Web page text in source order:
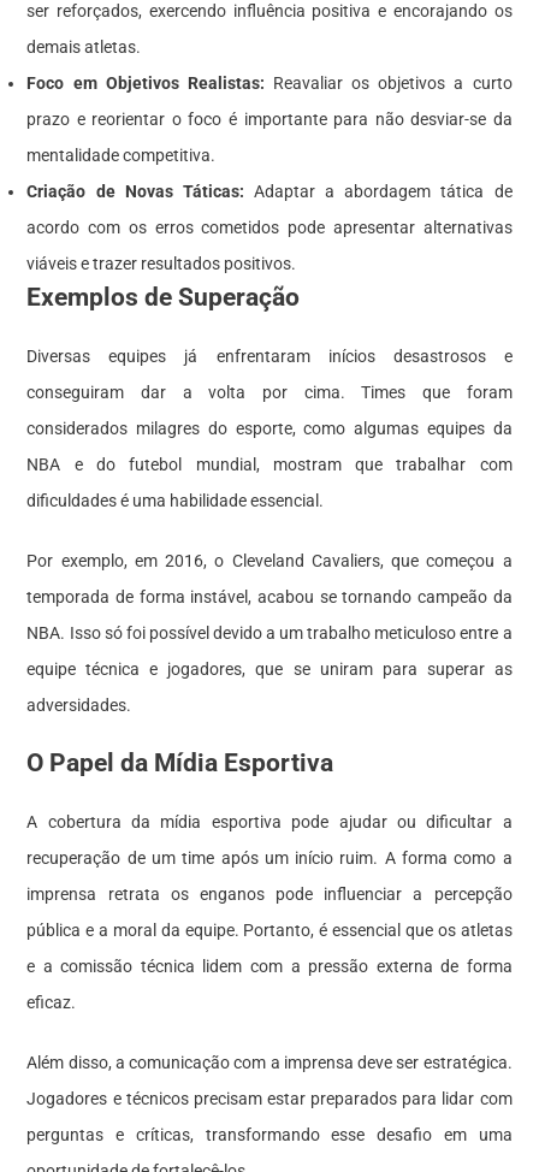
ser reforçados, exercendo influência positiva e encorajando os
demais atletas.
Foco em Objetivos Realistas: Reavaliar os objetivos a curto
prazo e reorientar o foco é importante para não desviar-se da
mentalidade competitiva.
Criação de Novas Táticas: Adaptar a abordagem tática de
acordo com os erros cometidos pode apresentar alternativas
viáveis e trazer resultados positivos.
Exemplos de Superação
Diversas equipes já enfrentaram inícios desastrosos e
conseguiram dar a volta por cima. Times que foram
considerados milagres do esporte, como algumas equipes da
NBA e do futebol mundial, mostram que trabalhar com
dificuldades é uma habilidade essencial.
Por exemplo, em 2016, o Cleveland Cavaliers, que começou a
temporada de forma instável, acabou se tornando campeão da
NBA. Isso só foi possível devido a um trabalho meticuloso entre a
equipe técnica e jogadores, que se uniram para superar as
adversidades.
O Papel da Mídia Esportiva
A cobertura da mídia esportiva pode ajudar ou dificultar a
recuperação de um time após um início ruim. A forma como a
imprensa retrata os enganos pode influenciar a percepção
pública e a moral da equipe. Portanto, é essencial que os atletas
e a comissão técnica lidem com a pressão externa de forma
eficaz.
Além disso, a comunicação com a imprensa deve ser estratégica.
Jogadores e técnicos precisam estar preparados para lidar com
perguntas e críticas, transformando esse desafio em uma